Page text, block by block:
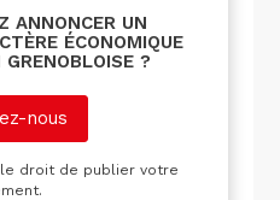
ANNONCER UN
ÉCONOMIQUE
?
nous
droit de publier votre